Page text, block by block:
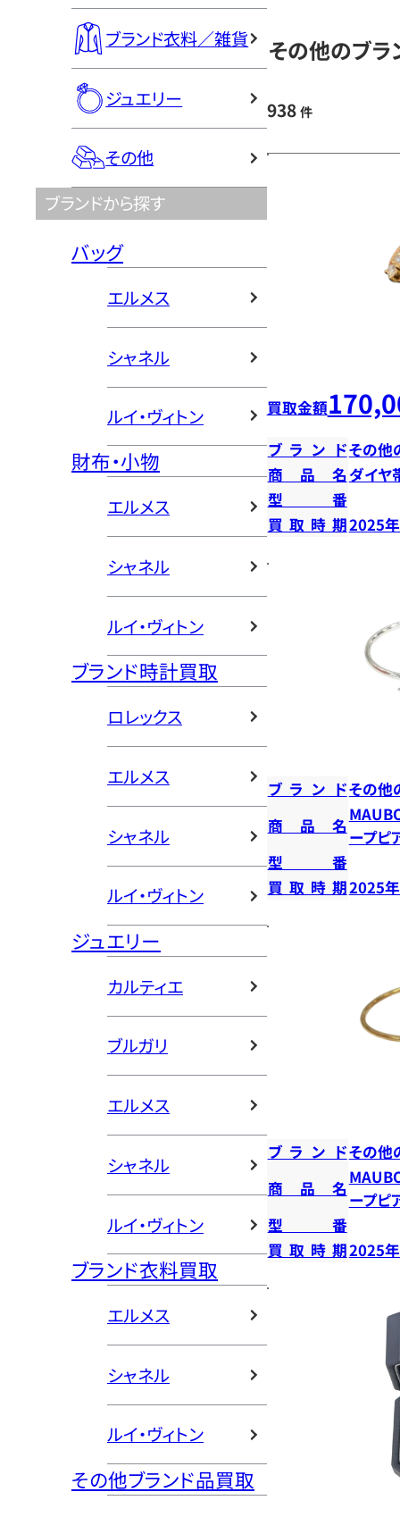
ブランド衣料／雑貨
ジュエリー
その他
ブランドから探す
バッグ
エルメス
シャネル
ルイ・ヴィトン
財布・小物
エルメス
シャネル
ルイ・ヴィトン
ブランド時計買取
ロレックス
エルメス
シャネル
ルイ・ヴィトン
ジュエリー
カルティエ
ブルガリ
エルメス
シャネル
ルイ・ヴィトン
ブランド衣料買取
エルメス
シャネル
ルイ・ヴィトン
その他ブランド品買取
その他のブラ
938 件
買取金額
ブランドその他
商品名ダイヤ
型番
買取時期2025
ブランドその他
商品名
ープピ
型番
買取時期2025
ブランドその他
商品名
ープピ
型番
買取時期2025